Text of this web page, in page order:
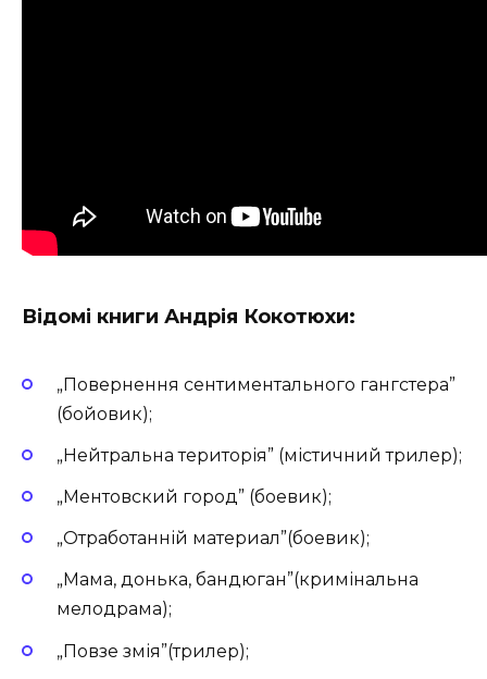
Відомі книги Андрія Кокотюхи:
„Повернення сентиментального гангстера”
(бойовик);
„Нейтральна територія” (містичний трилер);
„Ментовский город” (боевик);
„Отработанній материал”(боевик);
„Мама, донька, бандюган”(кримінальна
мелодрама);
„Повзе змія”(трилер);